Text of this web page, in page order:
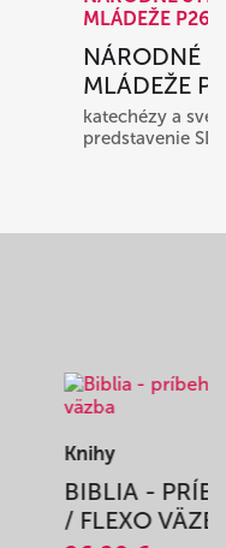
MLÁDEŽE P26
NÁRODNÉ
MLÁDEŽE
katechézy a
predstavenie
Knihy
BIBLIA -
/ FLEXO